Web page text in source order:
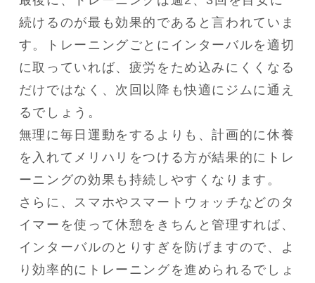
続けるのが最も効果的であると言われていま
す。トレーニングごとにインターバルを適切
に取っていれば、疲労をため込みにくくなる
だけではなく、次回以降も快適にジムに通え
るでしょう。
無理に毎日運動をするよりも、計画的に休養
を入れてメリハリをつける方が結果的にトレ
ーニングの効果も持続しやすくなります。
さらに、スマホやスマートウォッチなどのタ
イマーを使って休憩をきちんと管理すれば、
インターバルのとりすぎを防げますので、よ
り効率的にトレーニングを進められるでしょ